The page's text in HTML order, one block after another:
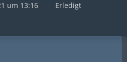
um 13:16 Erledigt